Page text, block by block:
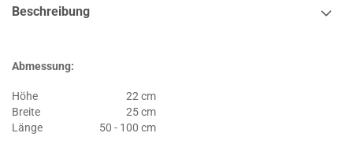
Beschreibung
Abmessung:
Höhe
22 cm
Breite
25 cm
Länge
50 - 100 cm